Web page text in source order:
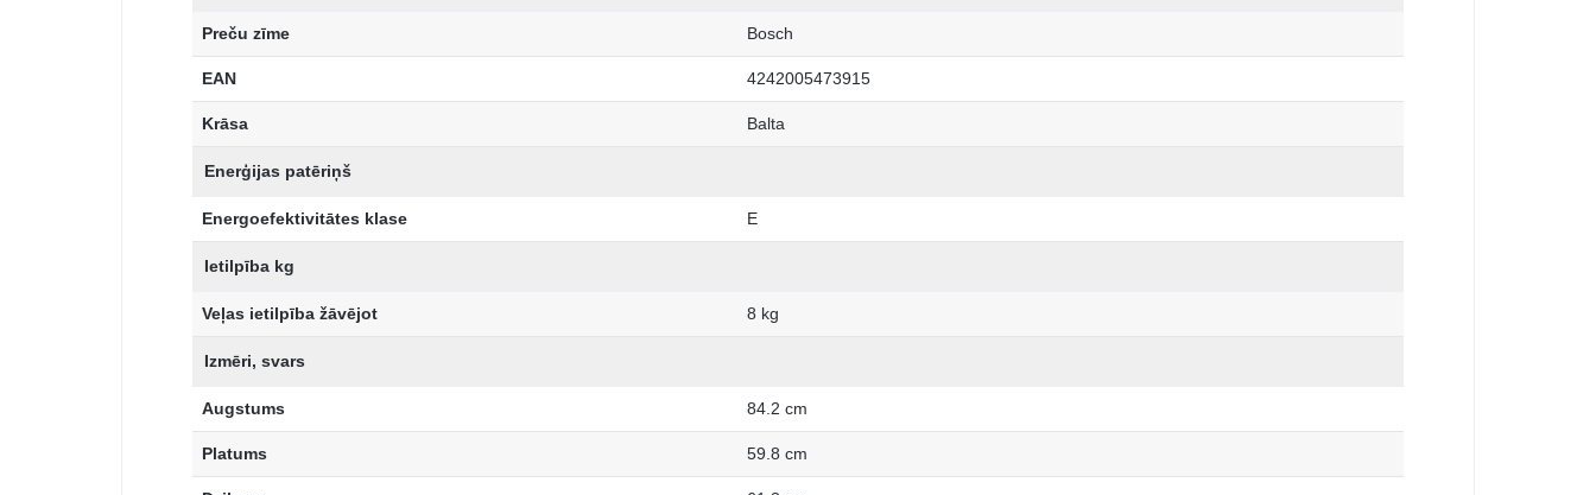
Preču zīme Bosch
EAN 4242005473915
Krāsa Balta
Enerģijas patēriņš
Energoefektivitātes klase E
Ietilpība kg
Veļas ietilpība žāvējot 8 kg
Izmēri, svars
Augstums 84.2 cm
Platums 59.8 cm